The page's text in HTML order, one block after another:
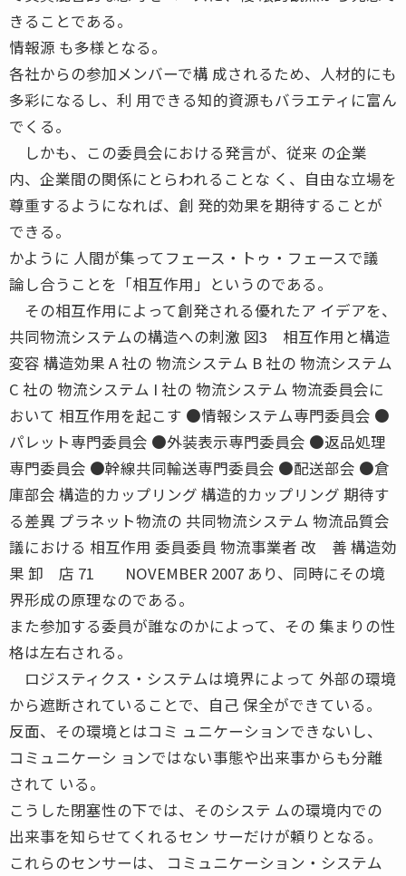
きることである。
情報源 も多様となる。
各社からの参加メンバーで構 成されるため、人材的にも
多彩になるし、利 用できる知的資源もバラエティに富ん
でくる。
しかも、この委員会における発言が、従来 の企業
内、企業間の関係にとらわれることな く、自由な立場を
尊重するようになれば、創 発的効果を期待することが
できる。
かように 人間が集ってフェース・トゥ・フェースで議
論し合うことを「相互作用」というのである。
その相互作用によって創発される優れたア イデアを、
共同物流システムの構造への刺激 図3 相互作用と構造
変容 構造効果 A 社の 物流システム B 社の 物流システム
C 社の 物流システム I 社の 物流システム 物流委員会に
おいて 相互作用を起こす ●情報システム専門委員会 ●
パレット専門委員会 ●外装表示専門委員会 ●返品処理
専門委員会 ●幹線共同輸送専門委員会 ●配送部会 ●倉
庫部会 構造的カップリング 構造的カップリング 期待す
る差異 プラネット物流の 共同物流システム 物流品質会
議における 相互作用 委員委員 物流事業者 改 善 構造効
果 卸 店 71 NOVEMBER 2007 あり、同時にその境
界形成の原理なのである。
また参加する委員が誰なのかによって、その 集まりの性
格は左右される。
ロジスティクス・システムは境界によって 外部の環境
から遮断されていることで、自己 保全ができている。
反面、その環境とはコミ ュニケーションできないし、
コミュニケーシ ョンではない事態や出来事からも分離
されて いる。
こうした閉塞性の下では、そのシステ ムの環境内での
出来事を知らせてくれるセン サーだけが頼りとなる。
これらのセンサーは、 コミュニケーション・システム